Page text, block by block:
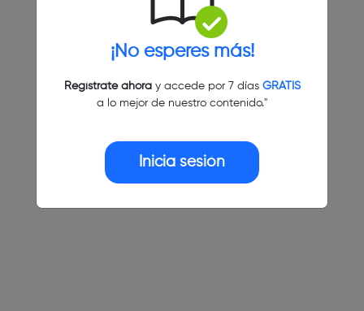
¡No esperes más!
Regístrate ahoray accede por 7 días GRATIS
a lo mejor de nuestro contenido."
Inicia sesión